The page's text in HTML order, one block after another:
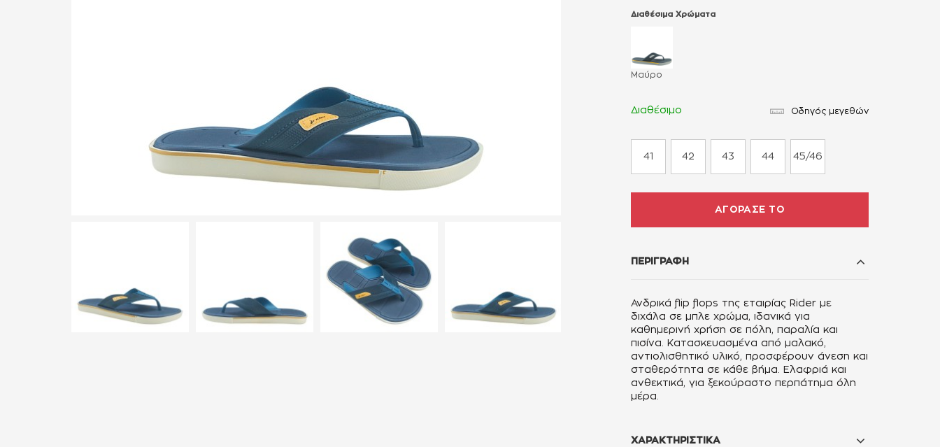
Διαθέσιμα Χρώματα
Μαύρο
Διαθέσιμο Οδηγός μεγεθών
41 42 43 44 45/46
ΑΓΟΡΑΣΕ ΤΟ
ΠΕΡΙΓΡΑΦΗ
Ανδρικά flip flops της εταιρίας Rider με
διχάλα σε μπλε χρώμα, ιδανικά για
καθημερινή χρήση σε πόλη, παραλία και
πισίνα. Κατασκευασμένα από μαλακό,
αντιολισθητικό υλικό, προσφέρουν άνεση και
σταθερότητα σε κάθε βήμα. Ελαφριά και
ανθεκτικά, για ξεκούραστο περπάτημα όλη
μέρα.
ΧΑΡΑΚΤΗΡΙΣΤΙΚΑ